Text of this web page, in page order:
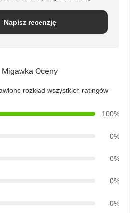
Napisz recenzję
Migawka Oceny
rozkład wszystkich ratingów
100%
0%
0%
0%
0%